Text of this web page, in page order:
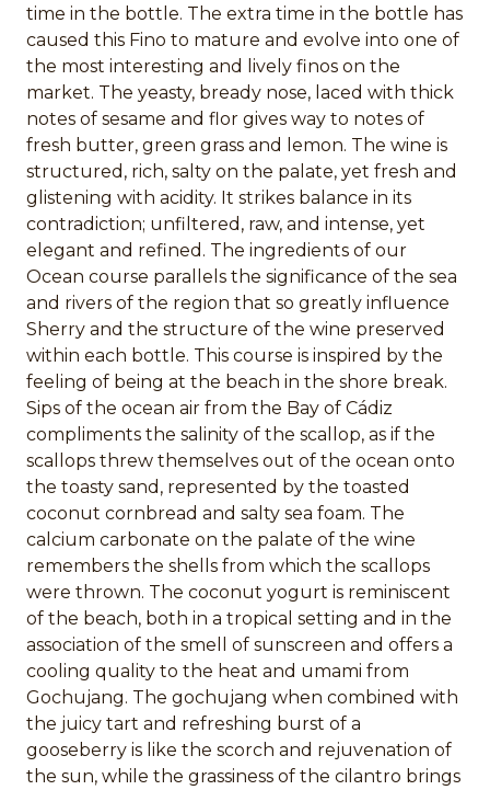
time in the bottle. The extra time in the bottle has
caused this Fino to mature and evolve into one of
the most interesting and lively finos on the
market. The yeasty, bready nose, laced with thick
notes of sesame and flor gives way to notes of
fresh butter, green grass and lemon. The wine is
structured, rich, salty on the palate, yet fresh and
glistening with acidity. It strikes balance in its
contradiction; unfiltered, raw, and intense, yet
elegant and refined. The ingredients of our
Ocean course parallels the significance of the sea
and rivers of the region that so greatly influence
Sherry and the structure of the wine preserved
within each bottle. This course is inspired by the
feeling of being at the beach in the shore break.
Sips of the ocean air from the Bay of Cádiz
compliments the salinity of the scallop, as if the
scallops threw themselves out of the ocean onto
the toasty sand, represented by the toasted
coconut cornbread and salty sea foam. The
calcium carbonate on the palate of the wine
remembers the shells from which the scallops
were thrown. The coconut yogurt is reminiscent
of the beach, both in a tropical setting and in the
association of the smell of sunscreen and offers a
cooling quality to the heat and umami from
Gochujang. The gochujang when combined with
the juicy tart and refreshing burst of a
gooseberry is like the scorch and rejuvenation of
the sun, while the grassiness of the cilantro brings